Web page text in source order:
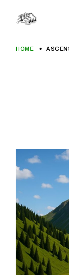
Inhalt
springen
HOME